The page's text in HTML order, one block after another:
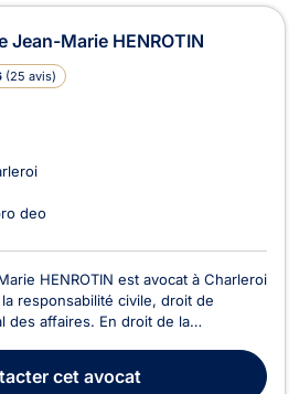
Jean-Marie HENROTIN
(25 avis)
deo
HENROTIN est avocat à Charleroi
responsabilité civile, droit de
des affaires. En droit de la
se charge de l'obtention rapide de
cet avocat